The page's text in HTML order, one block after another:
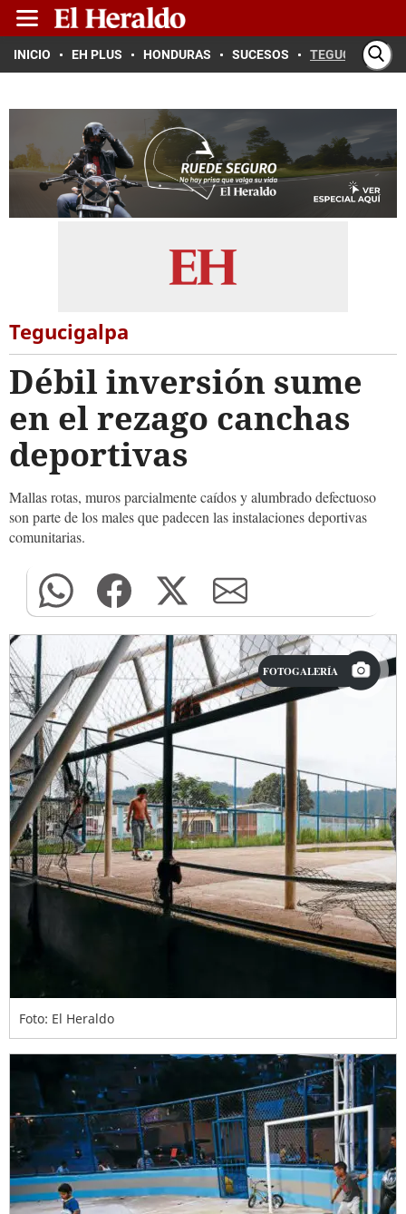
INICIO EH PLUS HONDURAS SUCESOS TEGUCIGALPA
Tegucigalpa
Débil inversión sume
en el rezago canchas
deportivas
Mallas rotas, muros parcialmente caídos y alumbrado defectuoso
son parte de los males que padecen las instalaciones deportivas
comunitarias.
FOTOGALERÍA
Foto: El Heraldo